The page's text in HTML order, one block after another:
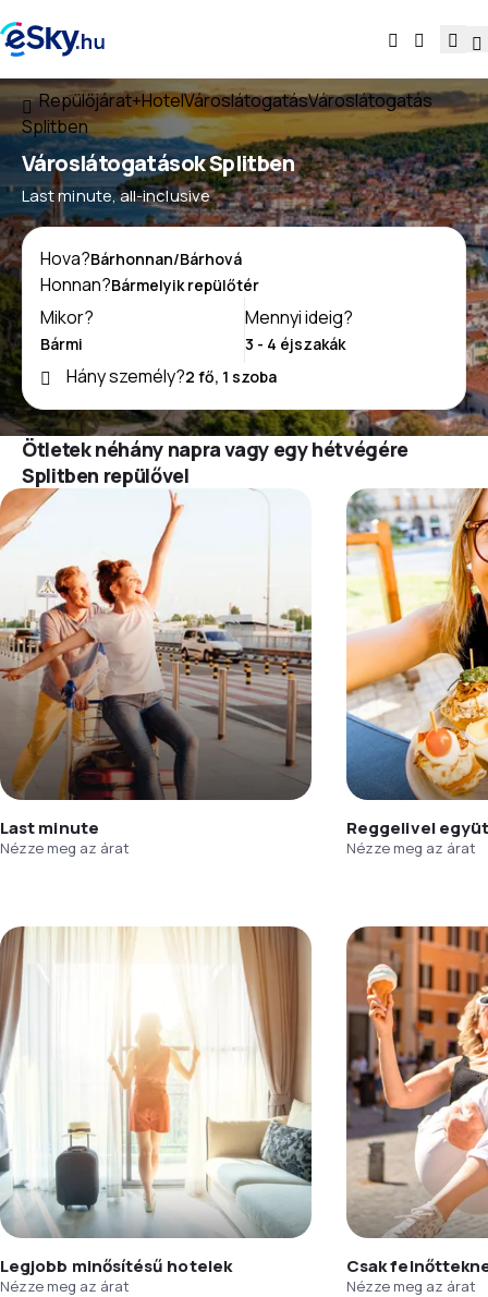
Repülőjárat+HotelVároslátogatásVároslátogatás
Splitben
Városlátogatások Splitben
Last minute, all-inclusive
Hova?
Honnan?
Mikor?
Mennyi ideig?
Hány személy?
Ötletek néhány napra vagy egy hétvégére
Splitben repülővel
Last minute
Nézze meg az árat
Reggelivel
Nézze meg az árat
Legjobb minősítésű hotelek
Nézze meg az árat
Csak
Nézze meg az árat